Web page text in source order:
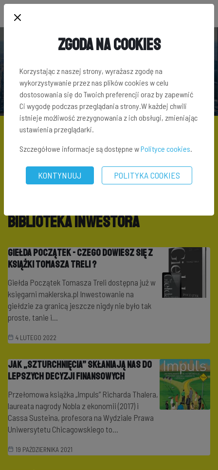
BLOG INWESTORA
\ BIBLIOTEKA INWESTORA
Biblioteka Inwestora
Giełda Początek - czego dowiesz się z
książki Tomasza Treli ?
Giełda Początek Tomasza Treli dostępna już w
księgarni maklerska.pl Inwestowanie na
giełdzie za granicą jeszcze nigdy nie było tak
proste, tanie i...
4 LUTEGO 2022
Jak „szturchnięcia” skłaniają nas do
lepszych decyzji finansowych
Przełomowa książka „Impuls” Richarda Thalera,
laureata nagrody Nobla z ekonomii (2017) i
Cassa Susteina, profesora na Wydziale Prawa
Uniwersytetu Chicagowskiego to...
19 PAŹDZIERNIKA 2021
Zgoda na Cookies
Korzystając z naszej strony, wyrażasz zgodę na
wykorzystywanie przez nas plików cookies w celu
dostosowania się do Twoich preferencji oraz by zapewnić
Ci wygodę podczas przeglądania strony.W każdej chwili
istnieje możliwość zrezygnowania z ich obsługi, zmieniając
ustawienia przeglądarki.
Szczegółowe informacje są dostępne wPolityce cookies.
KONTYNUUJ POLITYKA COOKIES